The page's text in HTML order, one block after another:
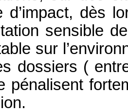
d’impact, dès
sensible
sur
dossiers (
pénalisent